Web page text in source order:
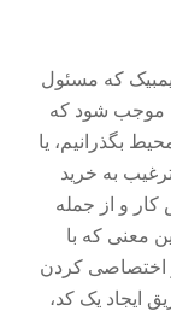
که مسئول
موجب شود که
بگذرانیم، یا
به خرید
و از جمله
معنی که با
اختصاصی کردن
ایجاد یک کد،